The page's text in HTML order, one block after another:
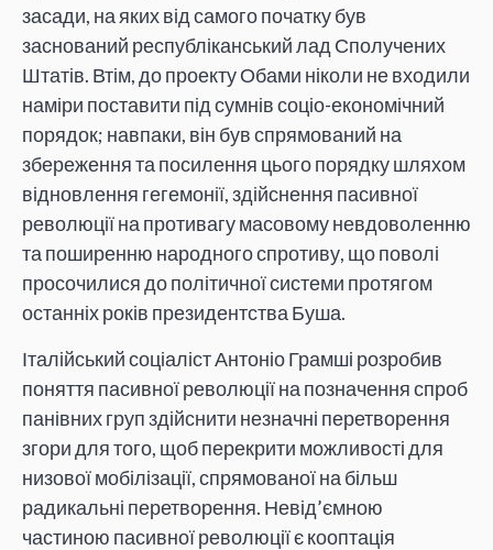
засади, на яких від самого початку був
заснований республіканський лад Сполучених
Штатів. Втім, до проекту Обами ніколи не входили
наміри поставити під сумнів соціо-економічний
порядок; навпаки, він був спрямований на
збереження та посилення цього порядку шляхом
відновлення гегемонії, здійснення пасивної
революції на противагу масовому невдоволенню
та поширенню народного спротиву, що поволі
просочилися до політичної системи протягом
останніх років президентства Буша.
Італійський соціаліст Антоніо Грамші розробив
поняття пасивної революції на позначення спроб
панівних груп здійснити незначні перетворення
згори для того, щоб перекрити можливості для
низової мобілізації, спрямованої на більш
радикальні перетворення. Невід’ємною
частиною пасивної революції є кооптація